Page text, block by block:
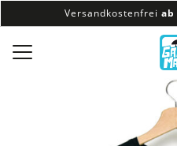
Versandkostenfrei ab
100% veganes & fair
Versandkostenfrei ab